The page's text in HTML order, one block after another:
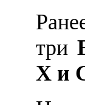
три
X и